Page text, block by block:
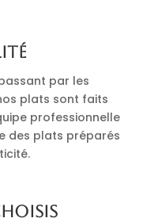
par les
plats sont faits
professionnelle
des plats préparés